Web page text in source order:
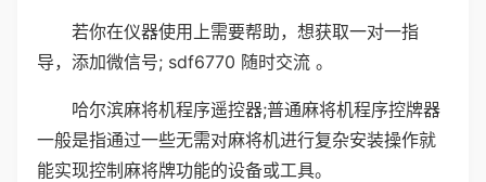
若你在仪器使用上需要帮助，想获取一对一指
导，添加微信号; sdf6770 随时交流 。
哈尔滨麻将机程序遥控器;普通麻将机程序控牌器
一般是指通过一些无需对麻将机进行复杂安装操作就
能实现控制麻将牌功能的设备或工具。